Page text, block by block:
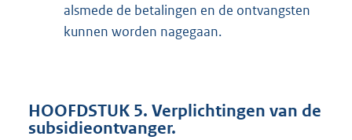
alsmede de betalingen en de ontvangsten
kunnen worden nagegaan.
HOOFDSTUK 5. Verplichtingen van de
subsidieontvanger.